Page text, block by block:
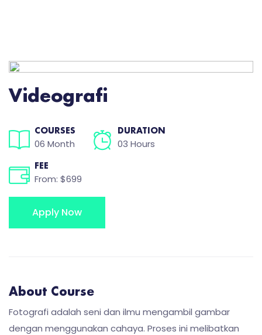
Videografi
COURSES
06 Month
DURATION
03 Hours
FEE
From: $699
Apply Now
About Course
Fotografi adalah seni dan ilmu mengambil gambar
dengan menggunakan cahaya. Proses ini melibatkan